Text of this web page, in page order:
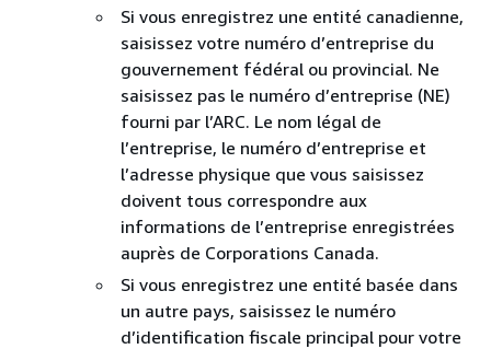
Si vous enregistrez une entité canadienne,
saisissez votre numéro d’entreprise du
gouvernement fédéral ou provincial. Ne
saisissez pas le numéro d’entreprise (NE)
fourni par l’ARC. Le nom légal de
l’entreprise, le numéro d’entreprise et
l’adresse physique que vous saisissez
doivent tous correspondre aux
informations de l’entreprise enregistrées
auprès de Corporations Canada.
Si vous enregistrez une entité basée dans
un autre pays, saisissez le numéro
d’identification fiscale principal pour votre